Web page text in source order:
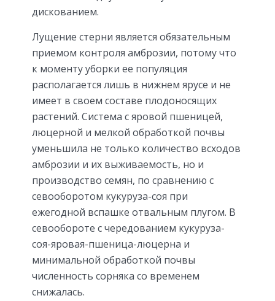
дискованием.
Лущение стерни является обязательным
приемом контроля амброзии, потому что
к моменту уборки ее популяция
располагается лишь в нижнем ярусе и не
имеет в своем составе плодоносящих
растений. Система с яровой пшеницей,
люцерной и мелкой обработкой почвы
уменьшила не только количество всходов
амброзии и их выживаемость, но и
производство семян, по сравнению с
севооборотом кукуруза-соя при
ежегодной вспашке отвальным плугом. В
севообороте с чередованием кукуруза-
соя-яровая-пшеница-люцерна и
минимальной обработкой почвы
численность сорняка со временем
снижалась.